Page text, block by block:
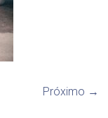
Próximo →